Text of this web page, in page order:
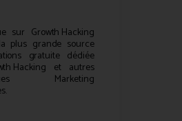
sur Growth Hacking
plus grande source
gratuite dédiée
Hacking et autres
Marketing